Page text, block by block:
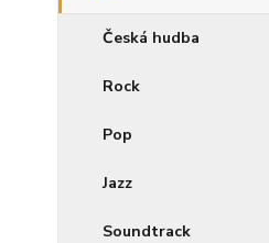
Česká hudba
Rock
Pop
Jazz
Soundtrack